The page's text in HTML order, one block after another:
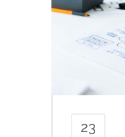
23